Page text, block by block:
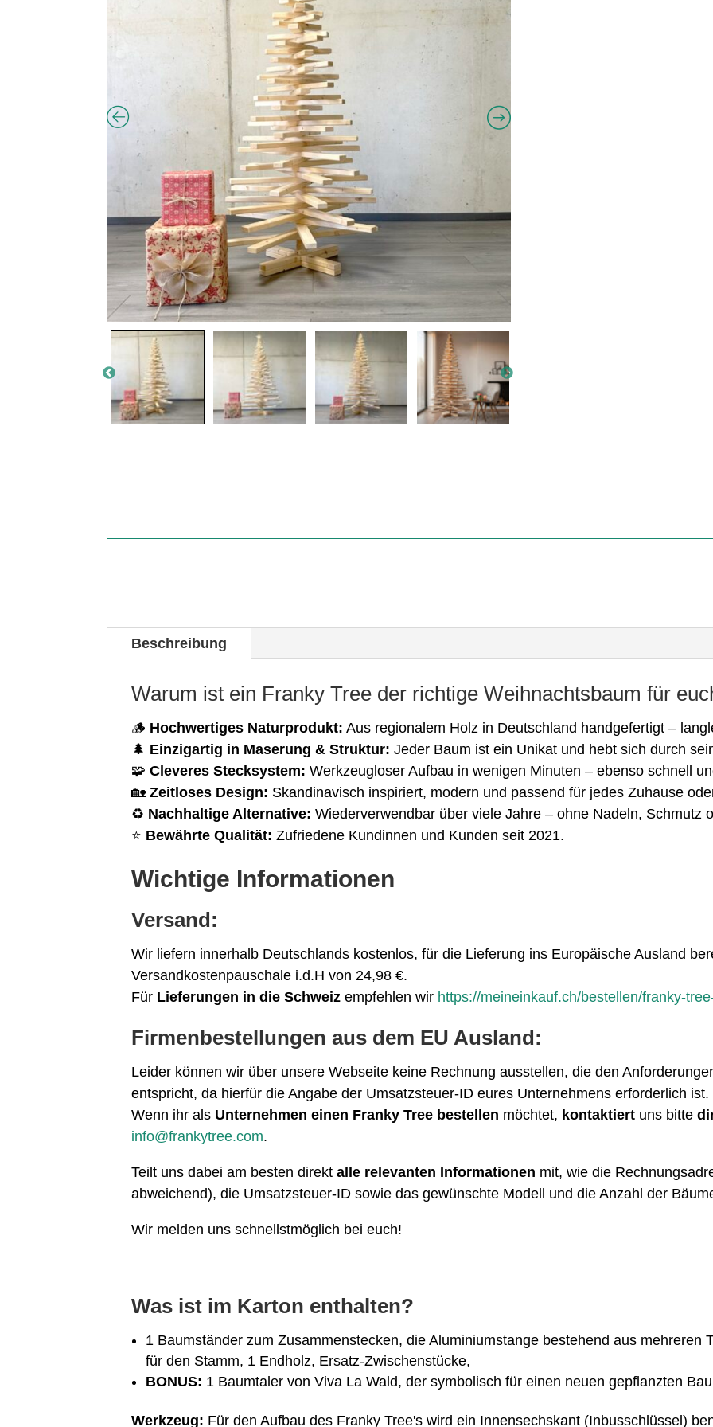
Beschreibung
Warum ist ein Franky Tree der richtige Weihnachtsbaum für
🪵 Hochwertiges Naturprodukt: Aus regionalem Holz in Deutschland handgefertigt –
🌲 Einzigartig in Maserung & Struktur: Jeder Baum ist ein Unikat und hebt sich durch
🧩Cleveres Stecksystem: Werkzeugloser Aufbau in wenigen Minuten – ebenso schnell
🏡Zeitloses Design: Skandinavisch inspiriert, modern und passend für jedes Zuhause
♻️ Nachhaltige Alternative: Wiederverwendbar über viele Jahre – ohne Nadeln, Schmutz
⭐ Bewährte Qualität: Zufriedene Kundinnen und Kunden seit 2021.
Wichtige Informationen
Versand:
Wir liefern innerhalb Deutschlands kostenlos, für die Lieferung ins Europäische Ausland
Versandkostenpauschale i.d.H von 24,98 €.
Für Lieferungen in die Schweiz empfehlen wir https://meineinkauf.ch/bestellen/franky-
Firmenbestellungen aus dem EU Ausland:
Leider können wir über unsere Webseite keine Rechnung ausstellen, die den
entspricht, da hierfür die Angabe der Umsatzsteuer-ID eures Unternehmens erforderlich ist.
Wenn ihr als Unternehmen einen Franky Tree bestellen möchtet, kontaktiert uns bitte
info@frankytree.com.
Teilt uns dabei am besten direktalle relevanten Informationen mit, wie die
abweichend), die Umsatzsteuer-ID sowie das gewünschte Modell und die Anzahl der
Wir melden uns schnellstmöglich bei euch!
Was ist im Karton enthalten?
1 Baumständer zum Zusammenstecken, die Aluminiumstange bestehend aus mehreren
für den Stamm, 1 Endholz, Ersatz-Zwischenstücke,
BONUS: 1 Baumtaler von Viva La Wald, der symbolisch für einen neuen gepflanzten
Werkzeug: Für den Aufbau des Franky Tree's wird ein Innensechskant (Inbusschlüssel)